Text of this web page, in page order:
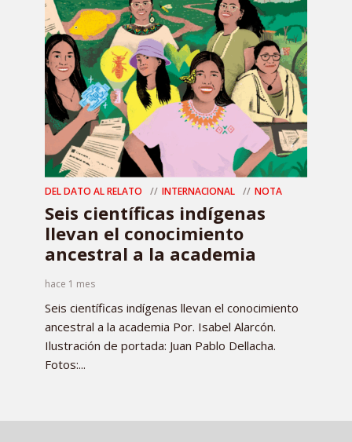
DEL DATO AL RELATO INTERNACIONAL NOTA
Seis científicas indígenas
llevan el conocimiento
ancestral a la academia
hace 1 mes
Seis científicas indígenas llevan el conocimiento
ancestral a la academia Por. Isabel Alarcón.
Ilustración de portada: Juan Pablo Dellacha.
Fotos:...